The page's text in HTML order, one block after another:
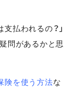
払われるの？」
問があるかと思
険を使う方法な